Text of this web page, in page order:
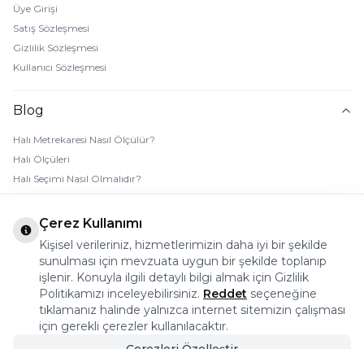
Üye Girişi
Satış Sözleşmesi
Gizlilik Sözleşmesi
Kullanıcı Sözleşmesi
Blog
Halı Metrekaresi Nasıl Ölçülür?
Halı Ölçüleri
Halı Seçimi Nasıl Olmalıdır?
Halı Rengi Nasıl Seçilir?
Halı Temizliği Nasıl Yapılır?
Bebek Halı Temizliği Nasıl Yapılır?
7 Adımda Halı Lekesi Çıkarma
Halı Kaydırmaz Ped Nasıl Kullanılır?
© 2026 Halı Stores Her Hakkı Saklıdır, Kopyalanamaz.
Çerez Kullanımı
Kişisel verileriniz, hizmetlerimizin daha iyi bir şekilde
sunulması için mevzuata uygun bir şekilde toplanıp
işlenir. Konuyla ilgili detaylı bilgi almak için Gizlilik
Politikamızı inceleyebilirsiniz. Reddet seçeneğine
tıklamanız halinde yalnızca internet sitemizin çalışması
için gerekli çerezler kullanılacaktır.